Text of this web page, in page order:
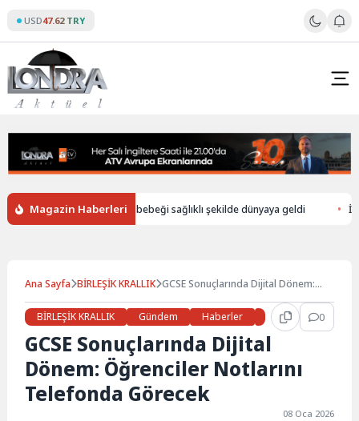
content
USD47.62 TRY
Magazin Haberleri
düşerek ölen annenin bebeği sağlıklı şekilde dünyaya geldi
Ana Sayfa BİRLEŞİK KRALLIK GCSE Sonuçlarında Dijital Dönem:
Görecek
BİRLEŞİK KRALLIK Gündem Haberler LONDRA 0
GCSE Sonuçlarında Dijital
Dönem: Öğrenciler Notlarını
Telefonda Görecek
08 Oca 2026